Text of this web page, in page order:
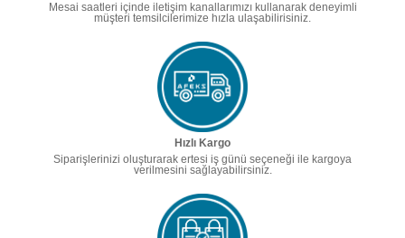
Mesai saatleri içinde iletişim kanallarımızı kullanarak deneyimli
müşteri temsilcilerimize hızla ulaşabilirisiniz.
Hızlı Kargo
Siparişlerinizi oluşturarak ertesi iş günü seçeneği ile kargoya
verilmesini sağlayabilirsiniz.